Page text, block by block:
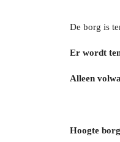
De borg is
Er wordt
Alleen
Hoogte